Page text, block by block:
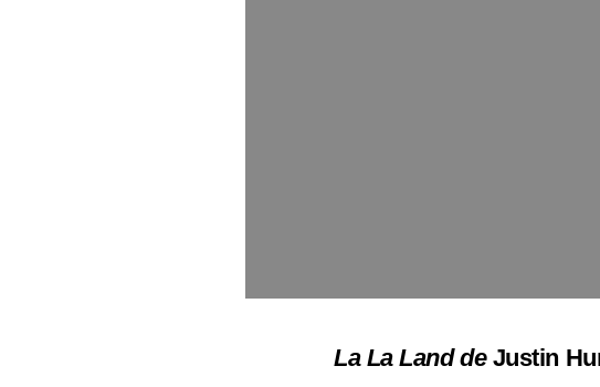
La La Land de Justin